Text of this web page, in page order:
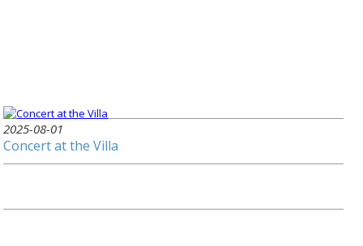
2025-08-01
Concert at the Villa